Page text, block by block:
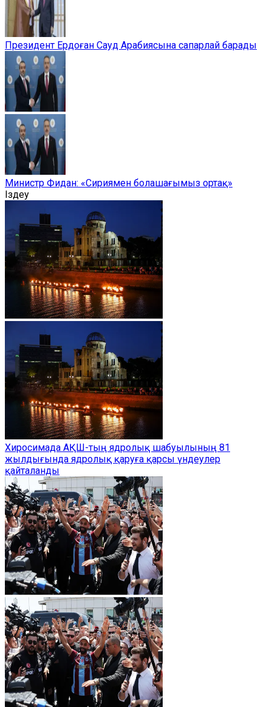
Президент Ердоған Сауд Арабиясына сапарлай барады
Министр Фидан: «Сириямен болашағымыз ортақ»
Іздеу
Хиросимада АҚШ-тың ядролық шабуылының 81
жылдығында ядролық қаруға қарсы үндеулер
қайталанды